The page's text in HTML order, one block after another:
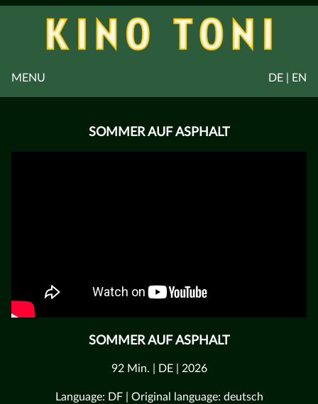
DE | EN
MENU
SOMMER AUF ASPHALT
SOMMER AUF ASPHALT
92 Min. | DE | 2026
Language: DF | Original language: deutsch